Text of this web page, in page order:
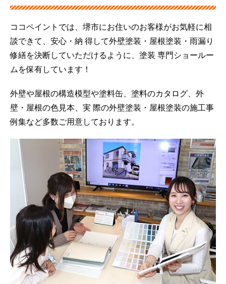
ココペイントでは、堺市にお住いのお客様がお気軽に相
談できて、安心・納 得して外壁塗装・屋根塗装・雨漏り
修繕を決断していただけるように、塗装 専門ショールー
ムを保有しています！
外壁や屋根の構造模型や塗料缶、塗料のカタログ、外
壁・屋根の色見本、実 際の外壁塗装・屋根塗装の施工事
例集など多数ご用意しております。